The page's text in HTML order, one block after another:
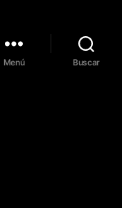
Menú Buscar